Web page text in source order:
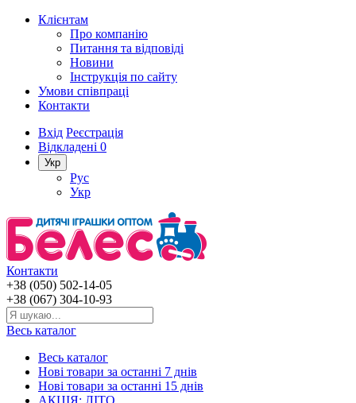
Клієнтам
Про компанію
Питання та відповіді
Новини
Інструкція по сайту
Умови співпраці
Контакти
Вхід Реєстрація
Відкладені 0
Укр
Рус
Укр
Контакти
+38 (050) 502-14-05
+38 (067) 304-10-93
Весь каталог
Весь каталог
Нові товари за останнi 7 днiв
Нові товари за останнi 15 днiв
АКЦІЯ: ЛІТО